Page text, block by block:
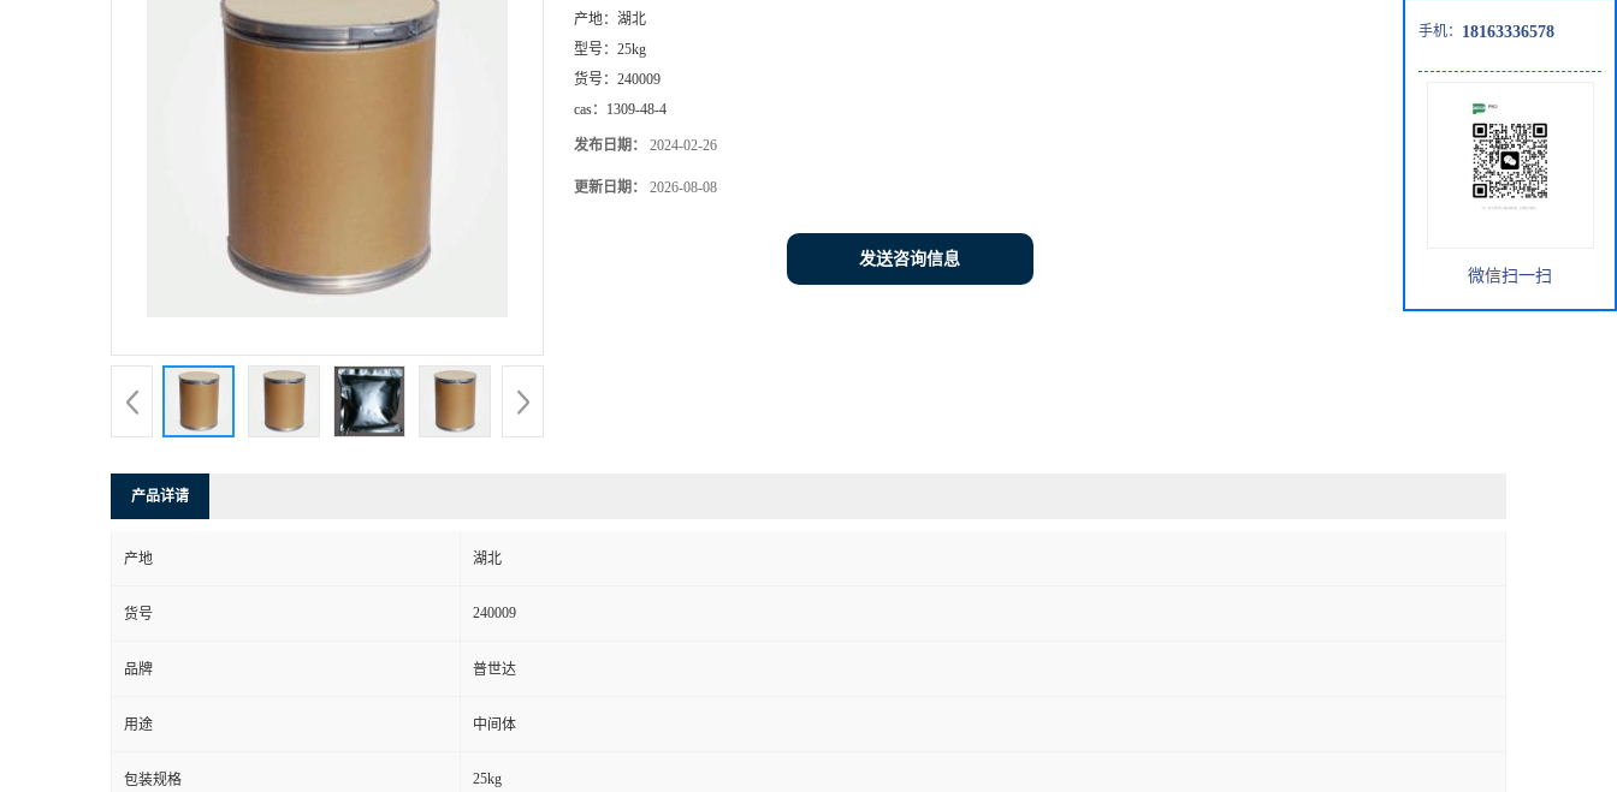
产地： 湖北
型号： 25kg
货号： 240009
cas： 1309-48-4
发布日期： 2024-02-26
更新日期： 2026-08-08
发送咨询信息
产品详请
产地 湖北
货号 240009
品牌 普世达
用途 中间体
包装规格 25kg
手机： 18163336578
微信扫一扫